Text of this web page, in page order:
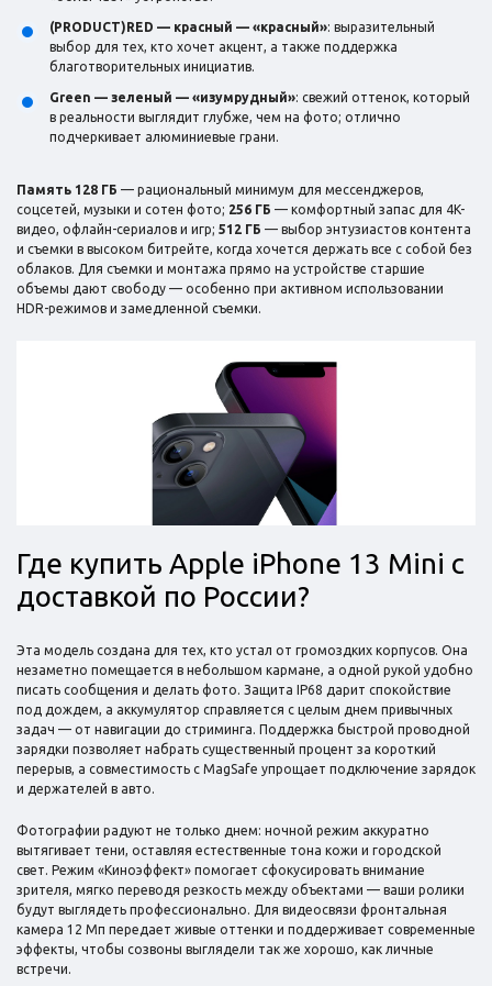
(PRODUCT)RED — красный — «красный»: выразительный
выбор для тех, кто хочет акцент, а также поддержка
благотворительных инициатив.
Green — зеленый — «изумрудный»: свежий оттенок, который
в реальности выглядит глубже, чем на фото; отлично
подчеркивает алюминиевые грани.
Память 128 ГБ — рациональный минимум для мессенджеров,
соцсетей, музыки и сотен фото; 256 ГБ — комфортный запас для 4K-
видео, офлайн-сериалов и игр; 512 ГБ — выбор энтузиастов контента
и съемки в высоком битрейте, когда хочется держать все с собой без
облаков. Для съемки и монтажа прямо на устройстве старшие
объемы дают свободу — особенно при активном использовании
HDR-режимов и замедленной съемки.
Где купить Apple iPhone 13 Mini с
доставкой по России?
Эта модель создана для тех, кто устал от громоздких корпусов. Она
незаметно помещается в небольшом кармане, а одной рукой удобно
писать сообщения и делать фото. Защита IP68 дарит спокойствие
под дождем, а аккумулятор справляется с целым днем привычных
задач — от навигации до стриминга. Поддержка быстрой проводной
зарядки позволяет набрать существенный процент за короткий
перерыв, а совместимость с MagSafe упрощает подключение зарядок
и держателей в авто.
Фотографии радуют не только днем: ночной режим аккуратно
вытягивает тени, оставляя естественные тона кожи и городской
свет. Режим «Киноэффект» помогает сфокусировать внимание
зрителя, мягко переводя резкость между объектами — ваши ролики
будут выглядеть профессионально. Для видеосвязи фронтальная
камера 12 Мп передает живые оттенки и поддерживает современные
эффекты, чтобы созвоны выглядели так же хорошо, как личные
встречи.